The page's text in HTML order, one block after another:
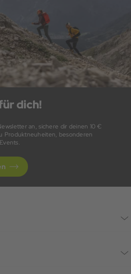
dich!
an, sichere dir deinen 10 €
Produktneuheiten, besonderen